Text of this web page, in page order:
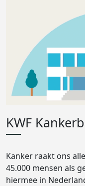
KWF
Kanker raakt ons
45.000 mensen als
hiermee in